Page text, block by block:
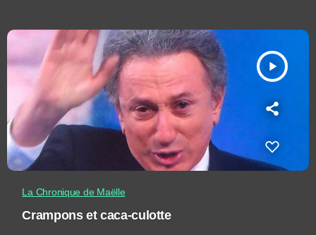
play_arrow
La Chronique de Maëlle
Crampons et caca-culotte